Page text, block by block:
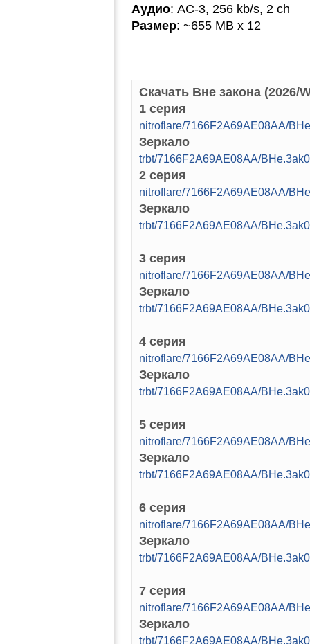
Аудио: AC-3, 256 kb/s, 2 ch
Размер: ~655 MB x 12
Скачать Вне закона (2026/
1 серия
nitroflare/7166F2A69AE08AA/
Зеркало
trbt/7166F2A69AE08AA/
2 серия
nitroflare/7166F2A69AE08AA/
Зеркало
trbt/7166F2A69AE08AA/
3 серия
nitroflare/7166F2A69AE08AA/
Зеркало
trbt/7166F2A69AE08AA/
4 серия
nitroflare/7166F2A69AE08AA/
Зеркало
trbt/7166F2A69AE08AA/
5 серия
nitroflare/7166F2A69AE08AA/
Зеркало
trbt/7166F2A69AE08AA/
6 серия
nitroflare/7166F2A69AE08AA/
Зеркало
trbt/7166F2A69AE08AA/
7 серия
nitroflare/7166F2A69AE08AA/
Зеркало
trbt/7166F2A69AE08AA/